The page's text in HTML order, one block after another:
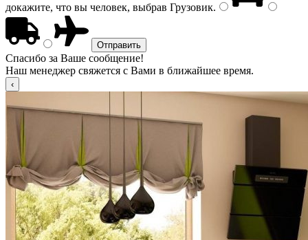
докажите, что вы человек, выбрав Грузовик.
Спасибо за Ваше сообщение!
Наш менеджер свяжется с Вами в ближайшее время.